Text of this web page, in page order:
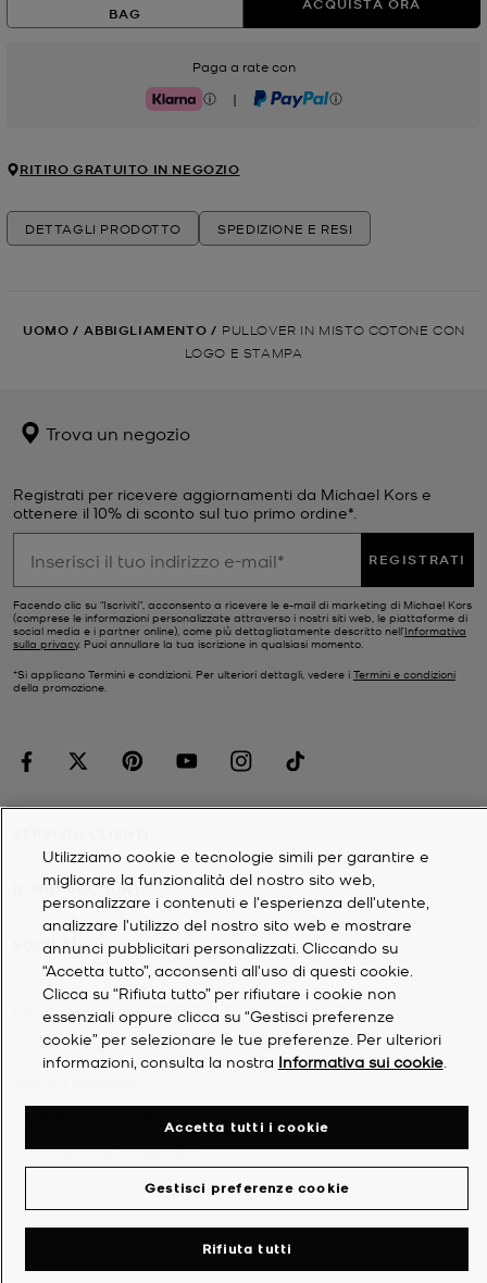
BAG
Paga a rate con
Klarna | PayPal
RITIRO GRATUITO IN NEGOZIO
DETTAGLI PRODOTTO SPEDIZIONE E RESI
UOMO / ABBIGLIAMENTO / PULLOVER IN MISTO COTONE CON
LOGO E STAMPA
Trova un negozio
Registrati per ricevere aggiornamenti da Michael Kors e
ottenere il 10% di sconto sul tuo primo ordine*.
REGISTRATI
Facendo clic su "Iscriviti", acconsento a ricevere le e-mail di marketing di Michael Kors
(comprese le informazioni personalizzate attraverso i nostri siti web, le piattaforme di
social media e i partner online), come più dettagliatamente descritto nell’Informativa
sulla privacy. Puoi annullare la tua iscrizione in qualsiasi momento.
*Si applicano Termini e condizioni. Per ulteriori dettagli, vedere i Termini e condizioni
della promozione.
IL MIO ACCOUNT
SOCIETÀ
2026Michael Kors
Informativa sulla privacy
Dichiarazione di accessibilità
Utilizziamo cookie e tecnologie simili per garantire e
migliorare la funzionalità del nostro sito web,
personalizzare i contenuti e l'esperienza dell'utente,
analizzare l'utilizzo del nostro sito web e mostrare
annunci pubblicitari personalizzati. Cliccando su
“Accetta tutto”, acconsenti all'uso di questi cookie.
Clicca su “Rifiuta tutto” per rifiutare i cookie non
essenziali oppure clicca su “Gestisci preferenze
cookie” per selezionare le tue preferenze. Per ulteriori
informazioni, consulta la nostra Informativa sui cookie.
Gestisci preferenze cookie
Rifiuta tutti
Accetta tutti i cookie